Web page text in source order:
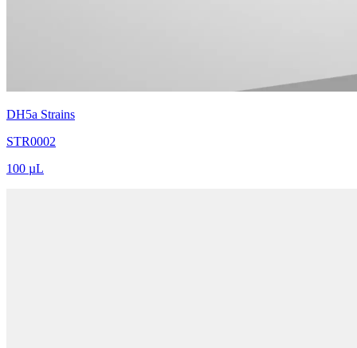
DH5a Strains
STR0002
100 µL